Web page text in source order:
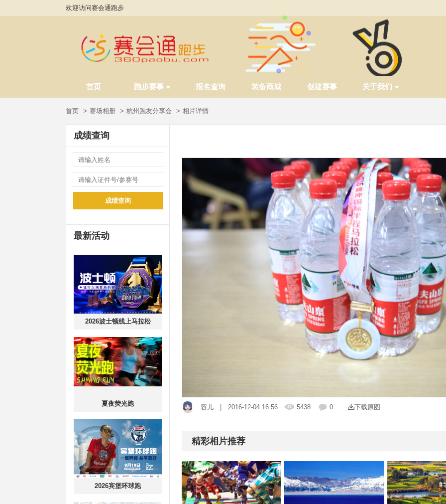
欢迎访问赛会通跑步
首页 跑步赛事 报名查询 装备商城 创建赛事 关于我们
首页 赛场相册 杭州跑友分享会 相片详情
成绩查询
成绩查询
最新活动
2026波士顿线上马拉松
夏夜荧光跑
2026宾堡环球跑
容儿 | 2016-12-04 16:56 5438 0 下载原图
精彩相片推荐